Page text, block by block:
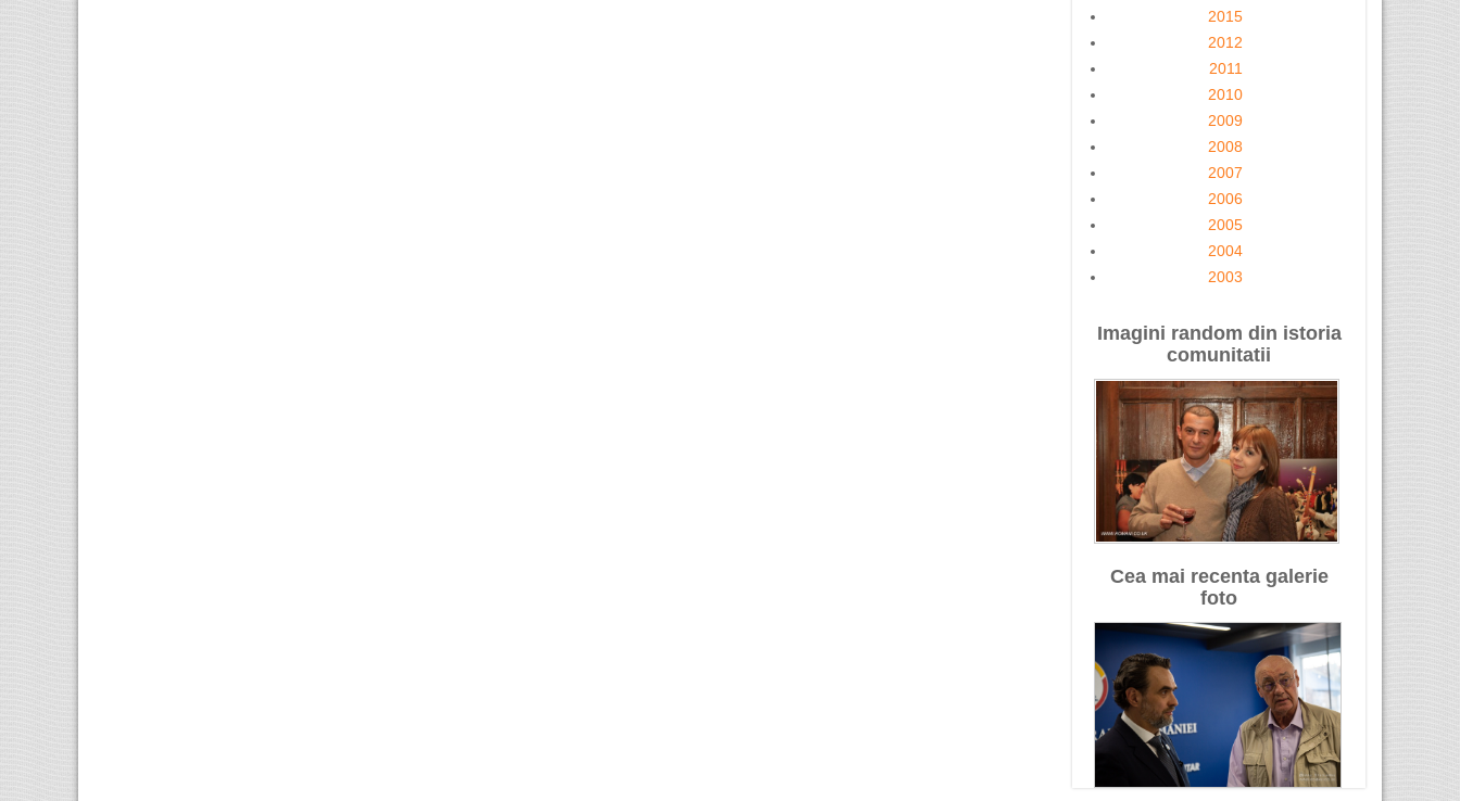
2015
2012
2011
2010
2009
2008
2007
2006
2005
2004
2003
Imagini random din istoria
comunitatii
Cea mai recenta galerie
foto